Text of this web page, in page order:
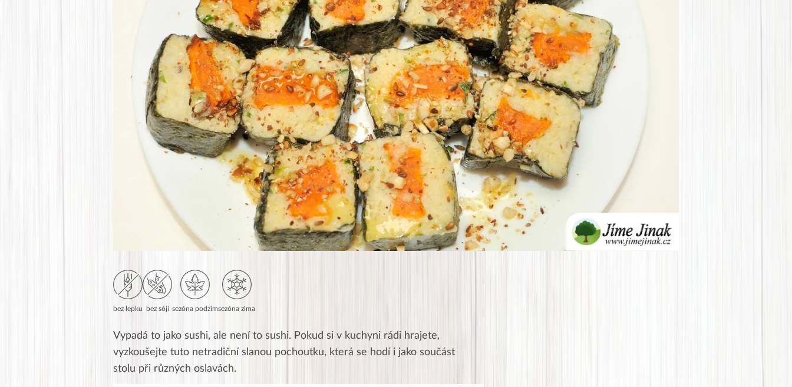
bez lepku bez sóji sezóna podzimsezóna zima
Vypadá to jako sushi, ale není to sushi. Pokud si v kuchyni rádi hrajete,
vyzkoušejte tuto netradiční slanou pochoutku, která se hodí i jako součást
stolu při různých oslavách.